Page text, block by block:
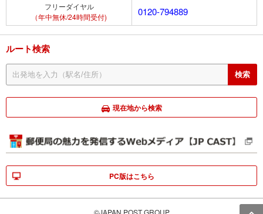
フリーダイヤル
（年中無休/24時間受付)
0120-794889
ルート検索
現在地から検索
PC版はこちら